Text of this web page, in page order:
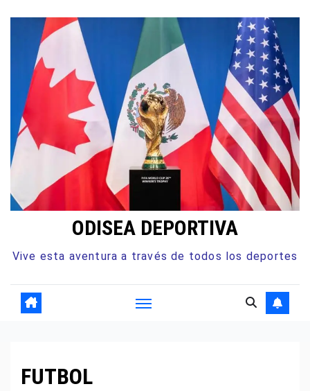
ODISEA DEPORTIVA
Vive esta aventura a través de todos los deportes
FUTBOL